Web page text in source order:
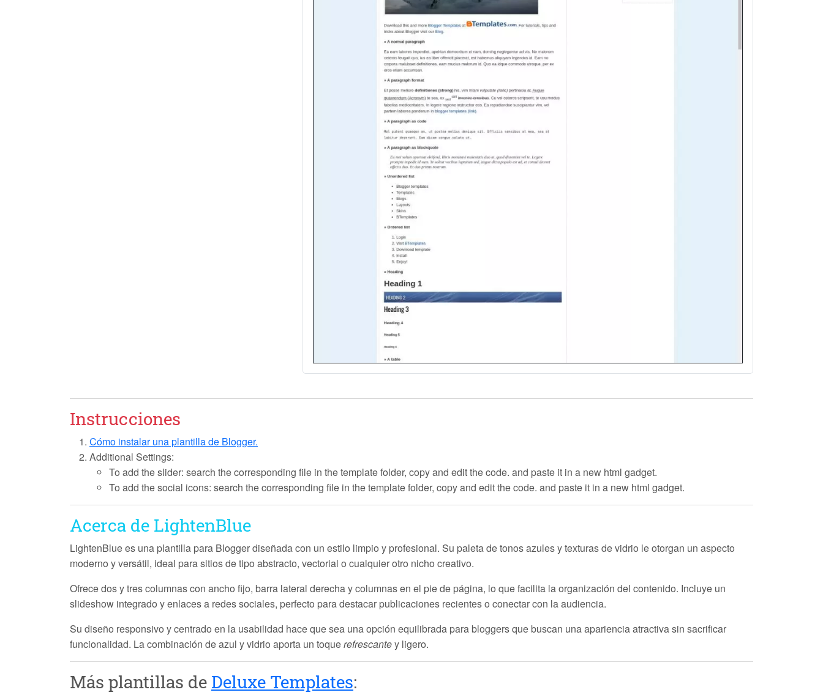
Instrucciones
Cómo instalar una plantilla de Blogger.
Additional Settings:
To add the slider: search the corresponding file in the template folder, copy and edit the code. and paste it in a new html gadget.
To add the social icons: search the corresponding file in the template folder, copy and edit the code. and paste it in a new html gadget.
Acerca de LightenBlue
LightenBlue es una plantilla para Blogger diseñada con un estilo limpio y profesional. Su paleta de tonos azules y texturas de vidrio le otorgan un aspecto
moderno y versátil, ideal para sitios de tipo abstracto, vectorial o cualquier otro nicho creativo.
Ofrece dos y tres columnas con ancho fijo, barra lateral derecha y columnas en el pie de página, lo que facilita la organización del contenido. Incluye un
slideshow integrado y enlaces a redes sociales, perfecto para destacar publicaciones recientes o conectar con la audiencia.
Su diseño responsivo y centrado en la usabilidad hace que sea una opción equilibrada para bloggers que buscan una apariencia atractiva sin sacrificar
funcionalidad. La combinación de azul y vidrio aporta un toquerefrescantey ligero.
Más plantillas de Deluxe Templates: